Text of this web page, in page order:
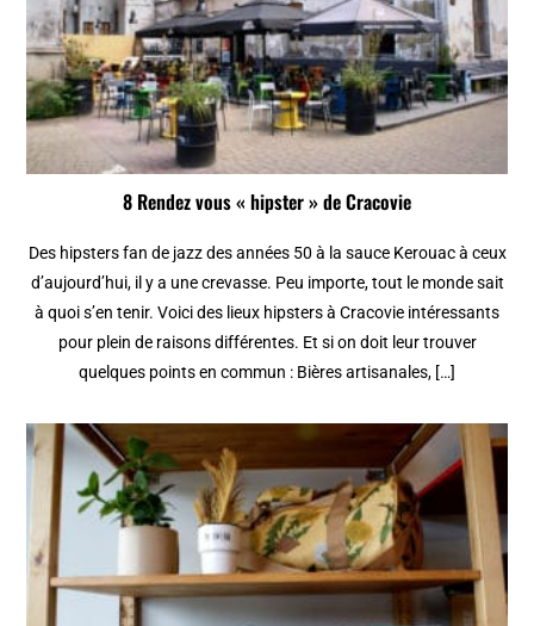
8 Rendez vous « hipster » de Cracovie
Des hipsters fan de jazz des années 50 à la sauce Kerouac à ceux
d’aujourd’hui, il y a une crevasse. Peu importe, tout le monde sait
à quoi s’en tenir. Voici des lieux hipsters à Cracovie intéressants
pour plein de raisons différentes. Et si on doit leur trouver
quelques points en commun : Bières artisanales, […]